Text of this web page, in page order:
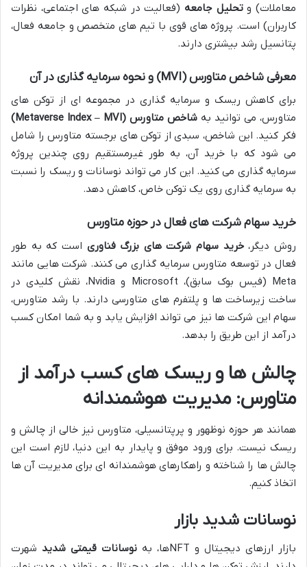
معاملات) وتحلیل جامعه (فعالیت در شبکه های اجتماعی، نظرات
کاربران) است. پروژه های قوی با تیم های متخصص و جامعه فعال،
پتانسیل رشد بیشتری دارند.
معرفی شاخص متاورس (MVI) و نحوه سرمایه گذاری در آن
برای کاهش ریسک و سرمایه گذاری در مجموعه ای از توکن های
متاورس، می توانید به شاخص متاورس (Metaverse Index – MVI)
فکر کنید. این شاخص، سبدی از توکن های برجسته متاورس را شامل
می شود که با خرید آن، به طور غیرمستقیم روی چندین پروژه
سرمایه گذاری می کنید. این کار می تواند نوسانات و ریسک را نسبت
به سرمایه گذاری روی یک توکن خاص، کاهش دهد.
خرید سهام شرکت های فعال در حوزه متاورس
روش دیگر،خرید سهام شرکت های بزرگ فناوری است که به طور
فعال در توسعه متاورس سرمایه گذاری می کنند. شرکت هایی مانند
Meta (فیس بوک سابق)، Microsoft و Nvidia، نقش کلیدی در
ساخت زیرساخت ها و پلتفرم های متاورسی دارند. با رشد متاورس،
سهام این شرکت ها نیز می تواند افزایش یابد و به شما امکان کسب
درآمد از این طریق را بدهد.
چالش ها و ریسک های کسب درآمد از
متاورس: مدیریت هوشمندانه
همانند هر حوزه نوظهور و پرپتانسیلی، متاورس نیز خالی از چالش و
ریسک نیست. برای ورود موفق و پایدار به این دنیا، لازم است این
چالش ها را شناخته و راهکارهای هوشمندانه ای برای مدیریت آن ها
اتخاذ کنیم.
نوسانات شدید بازار
بازار ارزهای دیجیتال و NFTها، به نوسانات قیمتی شدید شهرت